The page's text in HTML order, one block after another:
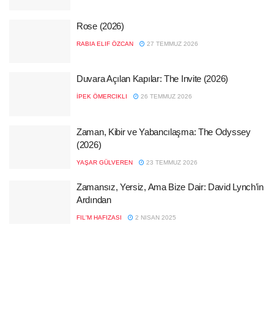
Rose (2026)
RABIA ELIF ÖZCAN 27 TEMMUZ 2026
Duvara Açılan Kapılar: The Invite (2026)
İPEK ÖMERCIKLI 26 TEMMUZ 2026
Zaman, Kibir ve Yabancılaşma: The Odyssey
(2026)
YAŞAR GÜLVEREN 23 TEMMUZ 2026
Zamansız, Yersiz, Ama Bize Dair: David Lynch’in
Ardından
FIL'M HAFIZASI 2 NISAN 2025